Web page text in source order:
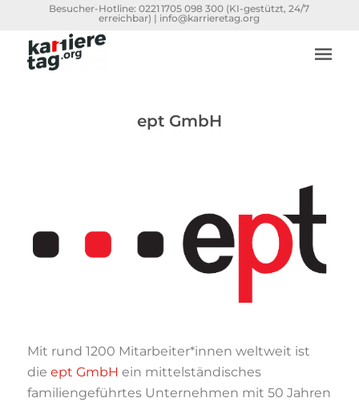
Besucher-Hotline:0221 1705 098 300 (KI-gestützt, 24/7
erreichbar) | info@karrieretag.org
ept GmbH
Mit rund 1200 Mitarbeiter*innen weltweit ist
die ept GmbH ein mittelständisches
familiengeführtes Unternehmen mit 50 Jahren